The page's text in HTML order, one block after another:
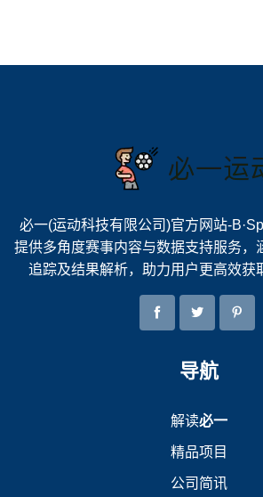
必一(运动科技有限公司)官方网站-
提供多角度赛事内容与数据支持服务，
追踪及结果解析，助力用户更高效获
导航
解读必一
精品项目
公司简讯